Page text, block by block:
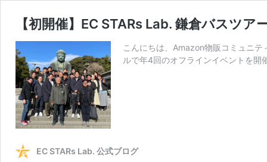
【初開催】EC STARs Lab. 鎌倉バスツ
こんにちは、Amazon物販コミュニ
ルで年4回のオフラインイベントを
EC STARs Lab. 公式ブログ